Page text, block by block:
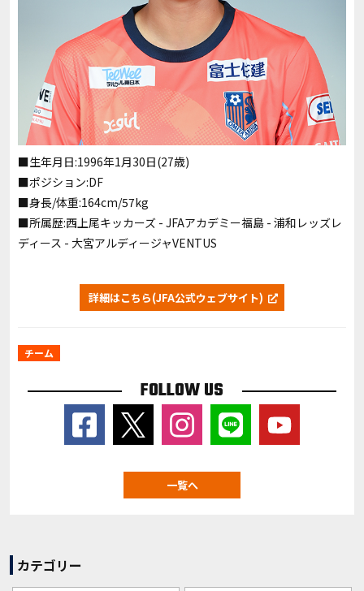
■生年月日:1996年1月30日(27歳)
■ポジション:DF
■身長/体重:164cm/57kg
■所属歴:西上尾キッカーズ - JFAアカデミー福島 - 浦和レッズレ
ディース - 大宮アルディージャVENTUS
詳細はこちら(JFA公式ウェブサイト)
チーム
FOLLOW US
一覧へ
カテゴリー